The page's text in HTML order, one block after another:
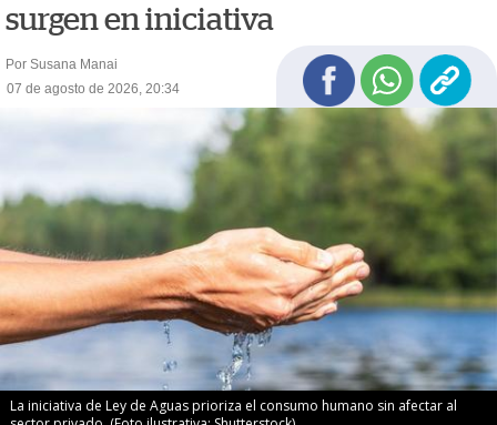
surgen en iniciativa
Por Susana Manai
07 de agosto de 2026, 20:34
La iniciativa de Ley de Aguas prioriza el consumo humano sin afectar al